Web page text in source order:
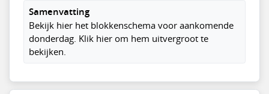
Samenvatting
Bekijk hier het blokkenschema voor aankomende
donderdag. Klik hier om hem uitvergroot te
bekijken.